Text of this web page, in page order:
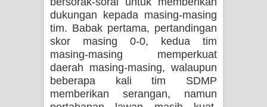
dukungan kepada masing-masing
tim. Babak pertama, pertandingan
skor masing 0-0, kedua tim
masing-masing memperkuat
daerah masing-masing, walaupun
beberapa kali tim SDMP
memberikan serangan, namun